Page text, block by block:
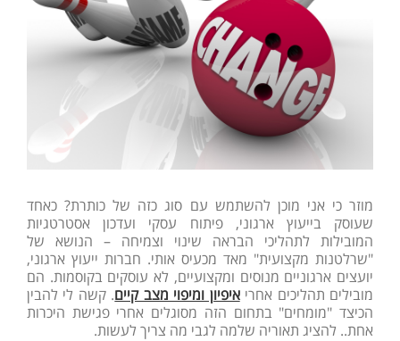
מוזר כי אני מוכן להשתמש עם סוג כזה של כותרת? כאחד
שעוסק בייעוץ ארגוני, פיתוח עסקי ועדכון אסטרטגיות
המובילות לתהליכי הבראה שינוי וצמיחה – הנושא של
"שרלטנות מקצועית" מאד מכעיס אותי. חברות ייעוץ ארגוני,
יועצים ארגוניים מנוסים ומקצועיים, לא עוסקים בקוסמות. הם
מובילים תהליכים אחריאיפיון ומיפוי מצב קיים. קשה לי להבין
הכיצד "מומחים" בתחום הזה מסוגלים אחרי פגישת היכרות
אחת.. להציג תאוריה שלמה לגבי מה צריך לעשות.